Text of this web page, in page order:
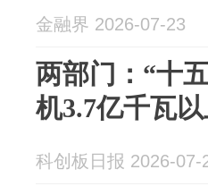
金融界 2026-07-23
两部门：“十
机3.7亿千瓦
科创板日报 2026-07-